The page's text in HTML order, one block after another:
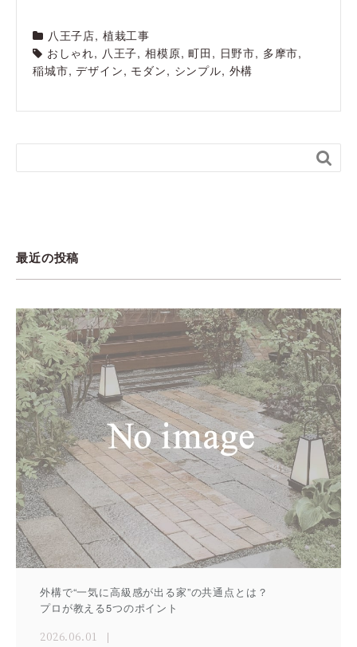
八王子店, 植栽工事
おしゃれ, 八王子, 相模原,町田 , 日野市, 多摩市,
稲城市,デザイン, モダン, シンプル, 外構

最近の投稿
外構で“一気に高級感が出る家”の共通点とは？
プロが教える5つのポイント
2026.06.01